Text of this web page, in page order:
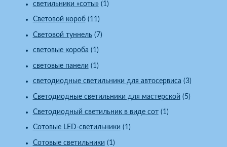
светильники «соты» (1)
Световой короб(11)
Световой туннель(7)
световые короба (1)
световые панели (1)
светодиодные светильники для автосервиса (3)
Светодиодные светильники для мастерской (5)
Светодиодный светильник в виде сот(1)
Сотовые LED-светильники (1)
Сотовые светильники (1)